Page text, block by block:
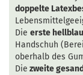
doppelte
Die erste
Handschuh
oberhalb des
Die zweite